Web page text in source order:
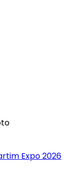
Expo 2026